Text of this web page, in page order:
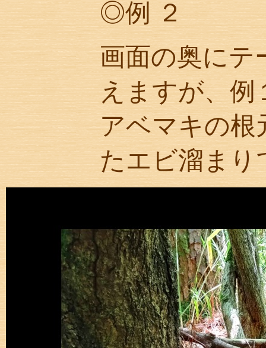
◎例 ２
画面の奥にテ
えますが、
アベマキの根
たエビ溜まり